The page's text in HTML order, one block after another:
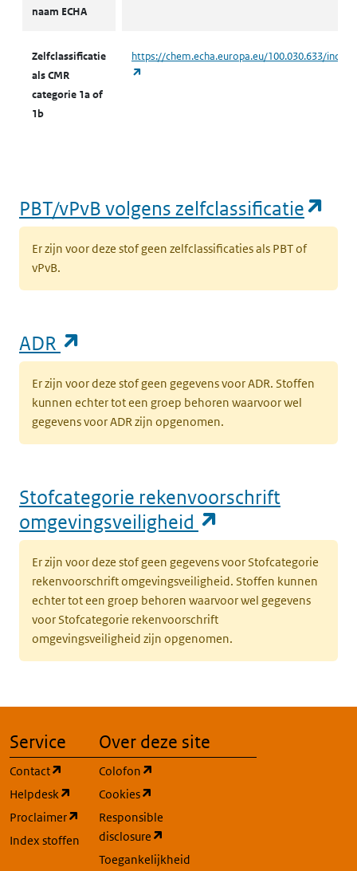
naam ECHA
Zelfclassificatie
als CMR
categorie 1a of
1b
https://chem.echa.europa.eu/100.030.633/
PBT/vPvB volgens zelfclassificatie
Er zijn voor deze stof geen zelfclassificaties als PBT of
vPvB.
ADR
Er zijn voor deze stof geen gegevens voor ADR. Stoffen
kunnen echter tot een groep behoren waarvoor wel
gegevens voor ADR zijn opgenomen.
Stofcategorie rekenvoorschrift
omgevingsveiligheid
Er zijn voor deze stof geen gegevens voor Stofcategorie
rekenvoorschrift omgevingsveiligheid. Stoffen kunnen
echter tot een groep behoren waarvoor wel gegevens
voor Stofcategorie rekenvoorschrift
omgevingsveiligheid zijn opgenomen.
Service
Contact
(opent in een nieuw tabblad)
Helpdesk
(opent in een nieuw tabblad)
Proclaimer
(opent in een nieuw tabblad)
Index stoffen
Over deze site
Colofon
Cookies
Responsible
disclosure
Toegankelijkheid